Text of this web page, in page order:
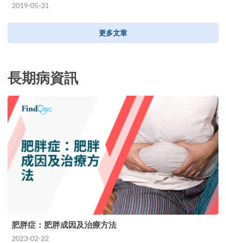
2019-05-31
更多文章
長期病資訊
肥胖症：肥胖成因及治療方法
2023-02-22